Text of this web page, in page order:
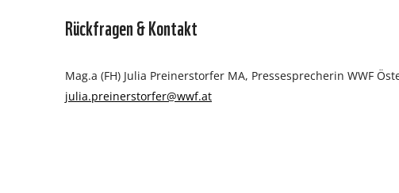
Rückfragen & Kontakt
Mag.a (FH) Julia Preinerstorfer MA, Pressesprecherin WWF
julia.preinerstorfer@wwf.at